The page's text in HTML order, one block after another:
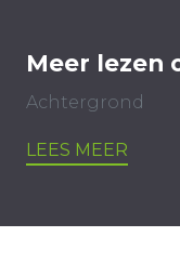
Meer lezen
Achtergrond
LEES MEER